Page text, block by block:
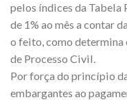
pelos índices da Tabela
de 1% ao mês a contar
o feito, como determina
de Processo Civil.
Por força do princípio
embargantes ao